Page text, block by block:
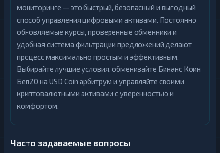
мониторинге — это быстрый, безопасный и выгодный
способ управления цифровыми активами. Постоянно
обновляемые курсы, проверенные обменники и
удобная система фильтрации предложений делают
процесс максимально простым и эффективным.
Выбирайте лучшие условия, обменивайте Бинанс Коин
Беп20 на USD Coin арбитрум и управляйте своими
криптовалютными активами с уверенностью и
комфортом.
Часто задаваемые вопросы